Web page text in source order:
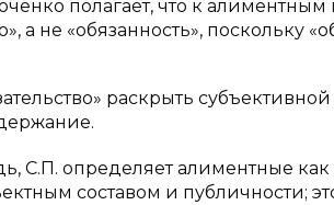
полагает, что к
а не «обязанность», поскольку
раскрыть
С.П. определяет алиментные
составом и публичности;